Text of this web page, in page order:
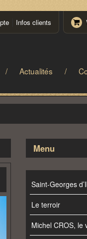
| Infos clients
/ Actualités /
Menu
Saint-Georges
Le terroir
Michel CROS, le